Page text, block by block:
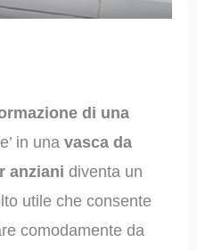
di una
in una vasca da
anziani diventa un
utile che consente
comodamente da